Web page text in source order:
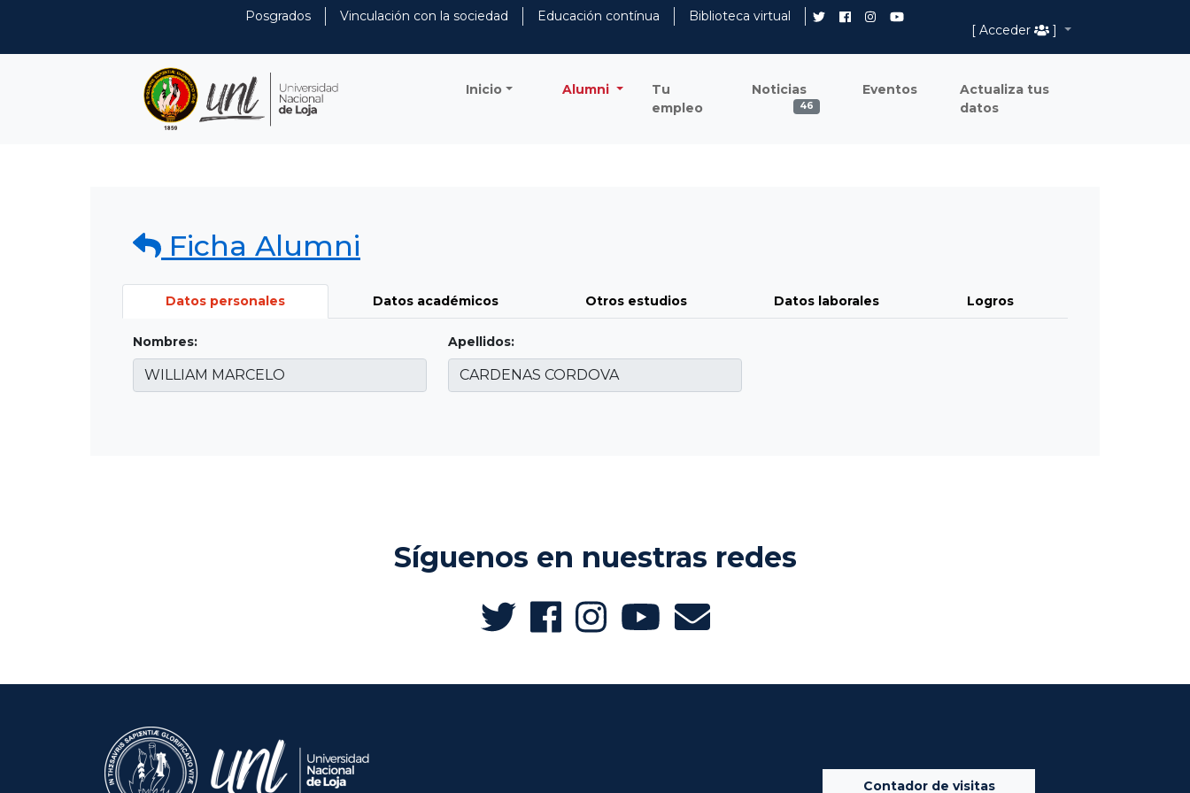
Posgrados Vinculación con la sociedad Educación contínua
Biblioteca virtual
[ Acceder
]
Inicio Alumni
Tu
empleo
Noticias
46
Eventos
Actualiza tus
datos
Ficha Alumni
Datos personales Datos académicos Otros estudios Datos laborales Logros
Nombres: Apellidos:
Síguenos en nuestras redes
Contador de visitas